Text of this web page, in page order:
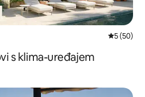
Prosječna
5 (50)
s klima-uređajem